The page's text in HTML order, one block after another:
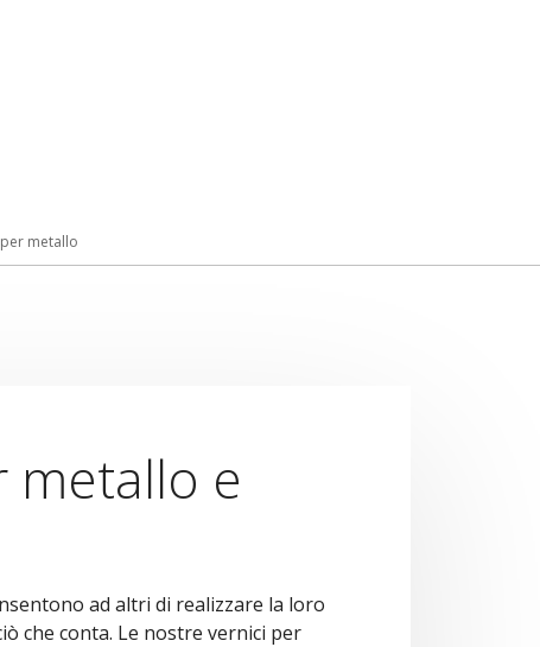
metallo
metallo e
ad altri di realizzare la loro
che conta. Le nostre vernici per